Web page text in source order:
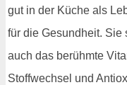
gut in der Küche als
für die Gesundheit. Sie
auch das berühmte
Stoffwechsel und